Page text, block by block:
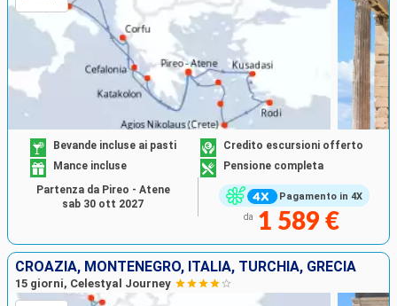
Pagamento in 4X
Bevande incluse ai pasti
Credito escursioni offerto
Mance incluse
Pensione completa
da 1 589 €
Partenza da Pireo - Atene
sab 30 ott 2027
CROAZIA, MONTENEGRO, ITALIA, TURCHIA, GRECIA
15 giorni, Celestyal Journey